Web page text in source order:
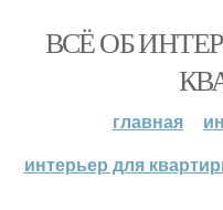
ВСЁ ОБ
главная
интерьер для